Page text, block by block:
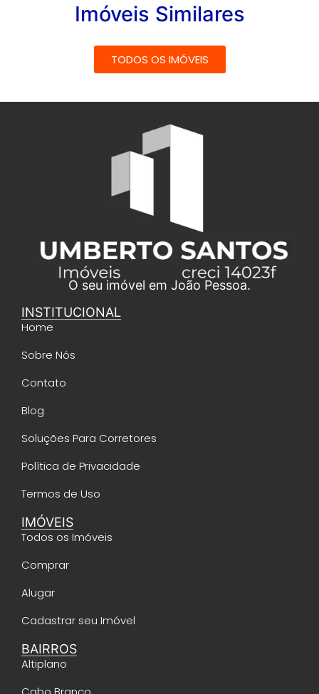
Imóveis Similares
TODOS OS IMÓVEIS
O seu imóvel em João Pessoa.
INSTITUCIONAL
Home
Sobre Nós
Contato
Blog
Soluções Para Corretores
Política de Privacidade
Termos de Uso
IMÓVEIS
Todos os Imóveis
Comprar
Alugar
Cadastrar seu Imóvel
BAIRROS
Altiplano